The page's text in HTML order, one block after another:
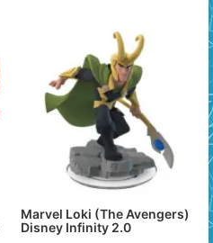
Marvel Loki (The Avengers)
Disney Infinity 2.0